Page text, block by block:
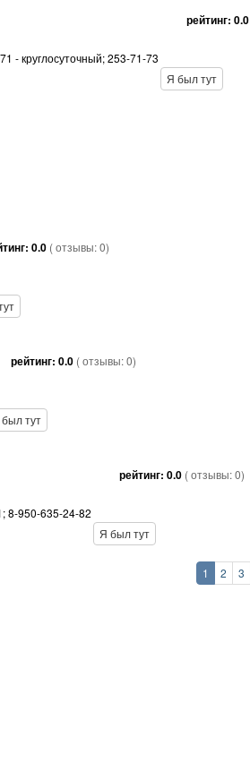
- круглосуточный; 253-71-73
рейтинг: 0.0
Я был тут
0.0 ( отзывы:0)
рейтинг: 0.0 ( отзывы:0)
тут
8-950-635-24-82
рейтинг: 0.0 ( отзывы:0)
Я был тут
1 2 3